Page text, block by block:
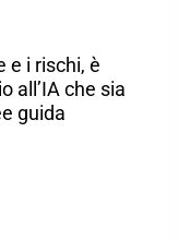
e i rischi, è
all’IA che sia
guida